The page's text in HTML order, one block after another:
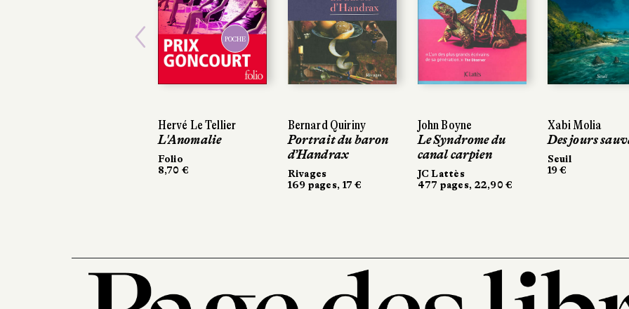
POCHE
Hervé Le Tellier
L'Anomalie
Folio
8,70 €
Bernard Quiriny
Portrait du baron
d’Handrax
Rivages
169 pages, 17 €
John Boyne
Le Syndrome du
canal carpien
JC Lattès
477 pages, 22,90 €
Xabi Molia
Des jours
Seuil
19 €
Previous